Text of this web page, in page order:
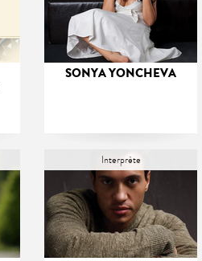
SONYA YONCHEVA
Interprète